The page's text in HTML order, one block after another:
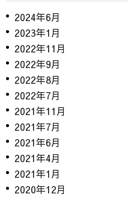
2024年6月
2023年1月
2022年11月
2022年9月
2022年8月
2022年7月
2021年11月
2021年7月
2021年6月
2021年4月
2021年1月
2020年12月